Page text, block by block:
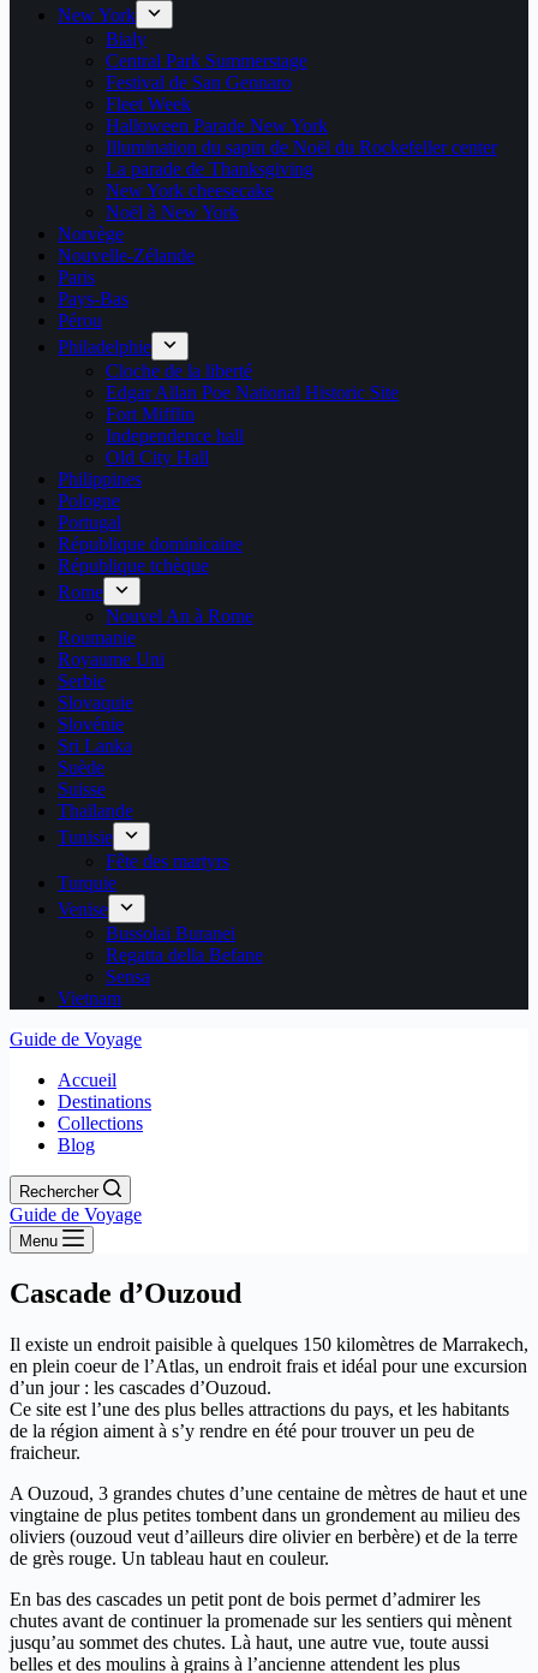
New York
Bialy
Central Park Summerstage
Festival de San Gennaro
Fleet Week
Halloween Parade New York
Illumination du sapin de Noël du Rockefeller center
La parade de Thanksgiving
New York cheesecake
Noël à New York
Norvège
Nouvelle-Zélande
Paris
Pays-Bas
Pérou
Philadelphie
Cloche de la liberté
Edgar Allan Poe National Historic Site
Fort Mifflin
Independence hall
Old City Hall
Philippines
Pologne
Portugal
République dominicaine
République tchèque
Rome
Nouvel An à Rome
Roumanie
Royaume Uni
Serbie
Slovaquie
Slovénie
Sri Lanka
Suède
Suisse
Thaïlande
Tunisie
Fête des martyrs
Turquie
Venise
Bussolai Buranei
Regatta della Befane
Sensa
Vietnam
Guide de Voyage
Accueil
Destinations
Collections
Blog
Rechercher
Guide de Voyage
Menu
Cascade d’Ouzoud
Il existe un endroit paisible à quelques 150 kilomètres de Marrakech,
en plein coeur de l’Atlas, un endroit frais et idéal pour une excursion
d’un jour : les cascades d’Ouzoud.
Ce site est l’une des plus belles attractions du pays, et les habitants
de la région aiment à s’y rendre en été pour trouver un peu de
fraicheur.
A Ouzoud, 3 grandes chutes d’une centaine de mètres de haut et une
vingtaine de plus petites tombent dans un grondement au milieu des
oliviers (ouzoud veut d’ailleurs dire olivier en berbère) et de la terre
de grès rouge. Un tableau haut en couleur.
En bas des cascades un petit pont de bois permet d’admirer les
chutes avant de continuer la promenade sur les sentiers qui mènent
jusqu’au sommet des chutes. Là haut, une autre vue, toute aussi
belles et des moulins à grains à l’ancienne attendent les plus